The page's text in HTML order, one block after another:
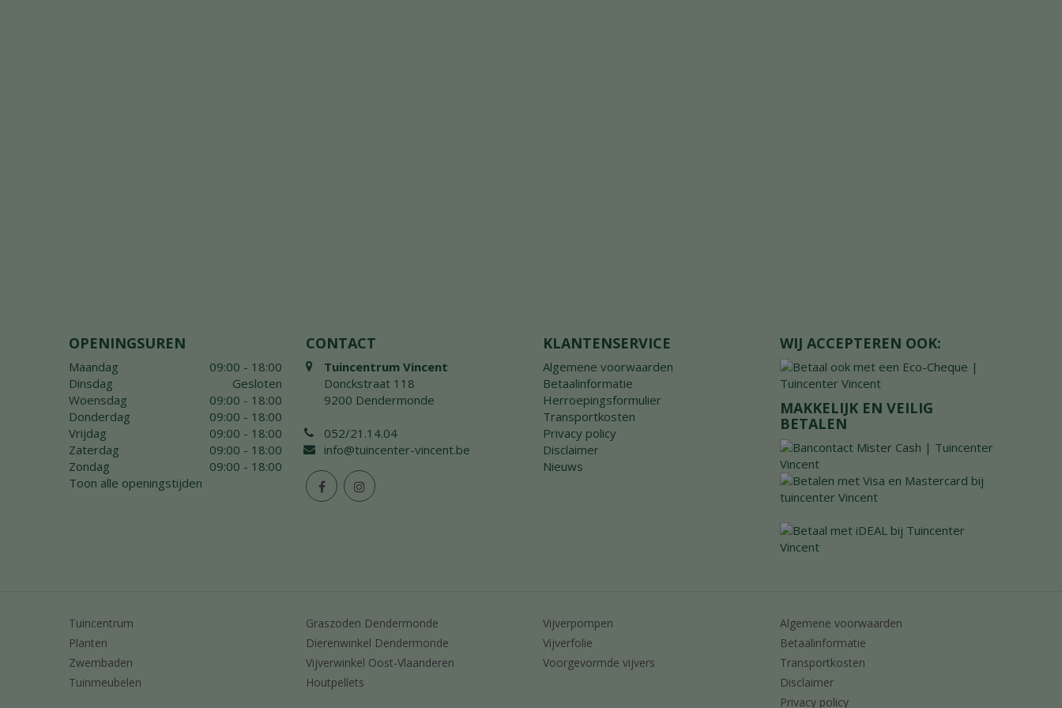
OPENINGSUREN
Maandag
09:00 - 18:00
Dinsdag
Gesloten
Woensdag
09:00 - 18:00
Donderdag
09:00 - 18:00
Vrijdag
09:00 - 18:00
Zaterdag
09:00 - 18:00
Zondag
09:00 - 18:00
Toon alle openingstijden
CONTACT
Tuincentrum Vincent
Donckstraat 118
9200 Dendermonde
052/21.14.04
info@tuincenter-vincent.be
KLANTENSERVICE
Algemene voorwaarden
Betaalinformatie
Herroepingsformulier
Transportkosten
Privacy policy
Disclaimer
Nieuws
WIJ ACCEPTEREN OOK:
MAKKELIJK EN VEILIG
BETALEN
Tuincentrum
Planten
Zwembaden
Tuinmeubelen
Graszoden Dendermonde
Dierenwinkel Dendermonde
Vijverwinkel Oost-Vlaanderen
Houtpellets
Vijverpompen
Vijverfolie
Voorgevormde vijvers
Algemene voorwaarden
Betaalinformatie
Transportkosten
Disclaimer
Privacy policy